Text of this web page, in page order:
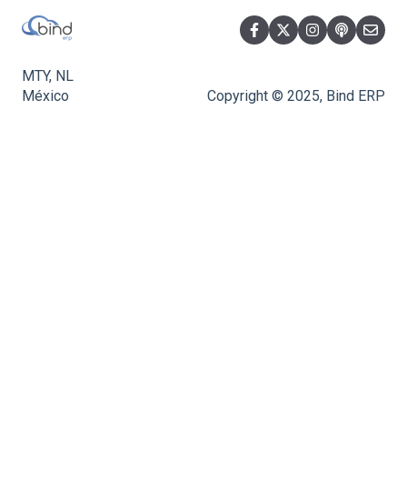
MTY, NL
México
Copyright © 2025, Bind ERP